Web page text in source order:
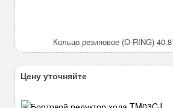
RING)
Кольцо резиновое (O-RING)
Цену уточняйте